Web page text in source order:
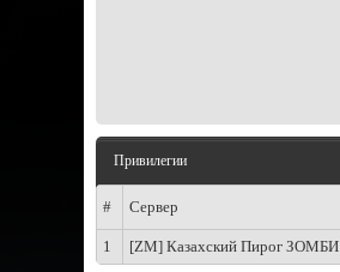
Привилегии
# Сервер
1 [ZM] Казахский Пирог ЗОМБИ